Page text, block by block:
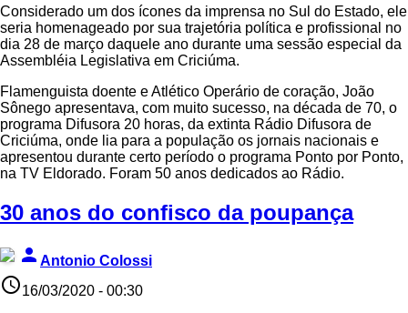
Considerado um dos ícones da imprensa no Sul do Estado, ele
seria homenageado por sua trajetória política e profissional no
dia 28 de março daquele ano durante uma sessão especial da
Assembléia Legislativa em Criciúma.
Flamenguista doente e Atlético Operário de coração, João
Sônego apresentava, com muito sucesso, na década de 70, o
programa Difusora 20 horas, da extinta Rádio Difusora de
Criciúma, onde lia para a população os jornais nacionais e
apresentou durante certo período o programa Ponto por Ponto,
na TV Eldorado. Foram 50 anos dedicados ao Rádio.
30 anos do confisco da poupança
person Antonio Colossi
access_time16/03/2020 - 00:30